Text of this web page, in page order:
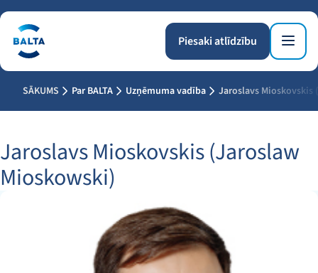
Piesaki atlīdzību
SĀKUMS Par BALTA Uzņēmuma vadība Jaroslavs
Jaroslavs Mioskovskis (Jaroslaw
Mioskowski)